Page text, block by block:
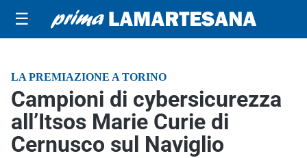
☰
LA PREMIAZIONE A TORINO
Campioni di cybersicurezza
all’Itsos Marie Curie di
Cernusco sul Naviglio